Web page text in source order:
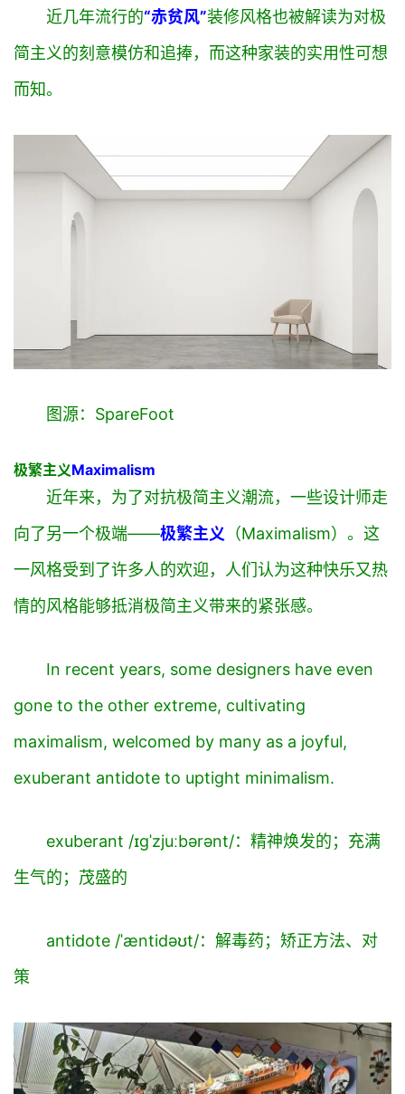
近几年流行的“赤贫风”装修风格也被解读为对极
简主义的刻意模仿和追捧，而这种家装的实用性可想
而知。
图源：SpareFoot
极繁主义Maximalism
近年来，为了对抗极简主义潮流，一些设计师走
向了另一个极端——极繁主义 （Maximalism） 。这
一风格受到了许多人的欢迎，人们认为这种快乐又热
情的风格能够抵消极简主义带来的紧张感。
In recent years, some designers have even
gone to the other extreme, cultivating
maximalism, welcomed by many as a joyful,
exuberant antidote to uptight minimalism.
exuberant /ɪɡˈzjuːbərənt/：精神焕发的；充满
生气的；茂盛的
antidote /ˈæntidəʊt/：解毒药；矫正方法、对
策